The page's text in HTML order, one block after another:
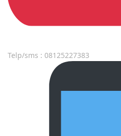
Telp/sms : 08125227383